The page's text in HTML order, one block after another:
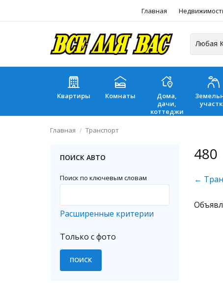
Главная
Квартиры Комнаты
Дома,
дачи,
коттеджи
Главная Транспорт
ПОИСК АВТО
Поиск по ключевым словам
Расширенные критерии
Только с фото
480
←